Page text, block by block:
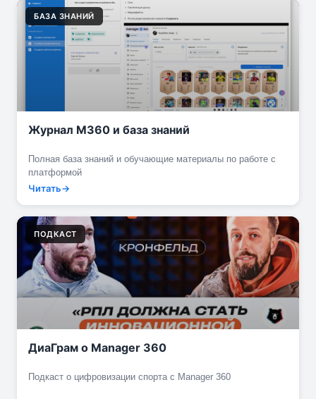
БАЗА ЗНАНИЙ
Журнал M360 и база знаний
Полная база знаний и обучающие материалы по работе с
платформой
Читать
ПОДКАСТ
ДиаГрам о Manager 360
Подкаст о цифровизации спорта с Manager 360